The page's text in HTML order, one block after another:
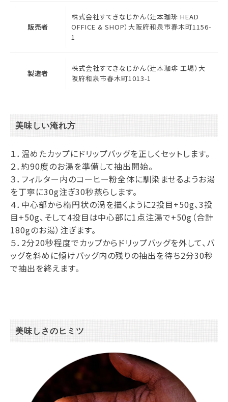
販売者
株式会社すてきなじかん（辻本珈琲 HEAD
OFFICE & SHOP）大阪府和泉市春木町1156-
1
製造者
株式会社すてきなじかん（辻本珈琲 工場）大
阪府和泉市春木町1013-1
美味しい淹れ方
１．温めたカップにドリップバッグを正しくセットします。
２．約90度のお湯を準備して抽出開始。
３．フィルター内のコーヒー粉全体に馴染ませるようお湯
を丁寧に30g注ぎ30秒蒸らします。
４．中心部から楕円状の渦を描くように2投目+50g、3投
目+50g、そして4投目は中心部に1点注湯で+50g（合計
180gのお湯）注ぎます。
５．2分20秒程度でカップからドリップバッグを外して、バ
ッグを斜めに傾けバッグ内の残りの抽出を待ち2分30秒
で抽出を終えます。
美味しさのヒミツ